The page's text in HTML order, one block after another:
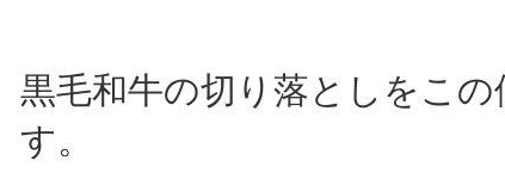
黒毛和牛の切り落としをこ
す。